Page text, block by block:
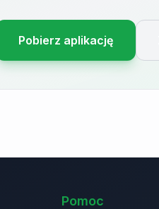
Pobierz aplikację
Pomoc